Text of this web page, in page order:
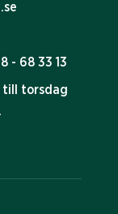
- 68 33 13
till torsdag